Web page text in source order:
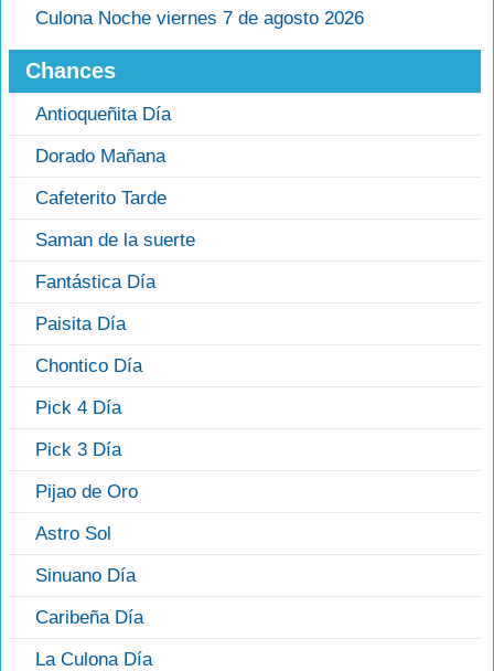
Culona Noche viernes 7 de agosto 2026
Chances
Antioqueñita Día
Dorado Mañana
Cafeterito Tarde
Saman de la suerte
Fantástica Día
Paisita Día
Chontico Día
Pick 4 Día
Pick 3 Día
Pijao de Oro
Astro Sol
Sinuano Día
Caribeña Día
La Culona Día